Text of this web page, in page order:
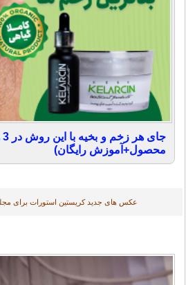
محصول+آموزش رایگان)
عکس های جدید کریستین استورات برای